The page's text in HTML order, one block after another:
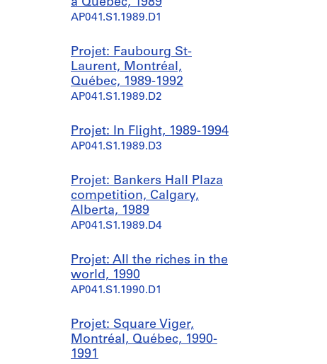
AP041.S1.1989.D1
Projet: Faubourg St-
Laurent, Montréal,
Québec, 1989-1992
AP041.S1.1989.D2
Projet: In Flight, 1989-1994
AP041.S1.1989.D3
Projet: Bankers Hall Plaza
competition, Calgary,
Alberta, 1989
AP041.S1.1989.D4
Projet: All the riches in the
world, 1990
AP041.S1.1990.D1
Projet: Square Viger,
Montréal, Québec, 1990-
1991